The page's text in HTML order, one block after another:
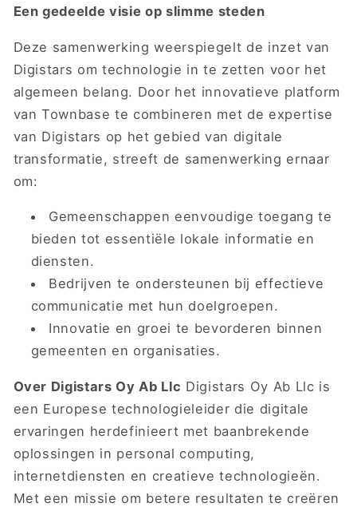
Een gedeelde visie op slimme steden
Deze samenwerking weerspiegelt de inzet van
Digistars om technologie in te zetten voor het
algemeen belang. Door het innovatieve platform
van Townbase te combineren met de expertise
van Digistars op het gebied van digitale
transformatie, streeft de samenwerking ernaar
om:
Gemeenschappen eenvoudige toegang te
bieden tot essentiële lokale informatie en
diensten.
Bedrijven te ondersteunen bij effectieve
communicatie met hun doelgroepen.
Innovatie en groei te bevorderen binnen
gemeenten en organisaties.
Over Digistars Oy Ab Llc Digistars Oy Ab Llc is
een Europese technologieleider die digitale
ervaringen herdefinieert met baanbrekende
oplossingen in personal computing,
internetdiensten en creatieve technologieën.
Met een missie om betere resultaten te creëren